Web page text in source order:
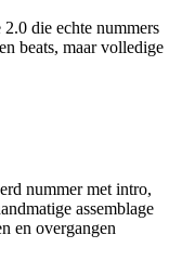
die echte nummers
beats, maar volledige
nummer met intro,
assemblage
en overgangen